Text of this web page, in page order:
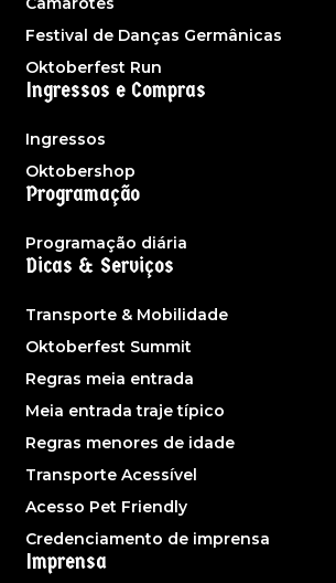
Festival de Danças Germânicas
Oktoberfest Run
Ingressos e Compras
Ingressos
Oktobershop
Programação
Programação diária
Dicas & Serviços
Transporte & Mobilidade
Oktoberfest Summit
Regras meia entrada
Meia entrada traje típico
Regras menores de idade
Transporte Acessível
Acesso Pet Friendly
Credenciamento de imprensa
Imprensa